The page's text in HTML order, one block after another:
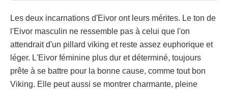
Les deux incarnations d'Eivor ont leurs mérites. Le ton de
l'Eivor masculin ne ressemble pas à celui que l'on
attendrait d'un pillard viking et reste assez euphorique et
léger. L'Eivor féminine plus dur et déterminé, toujours
prête à se battre pour la bonne cause, comme tout bon
Viking. Elle peut aussi se montrer charmante, pleine